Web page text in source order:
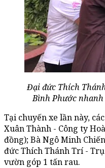
Đại đức Thích
Bình Phước nhanh
Tại chuyến xe lần này,
Xuân Thành - Công ty
đồng); Bà Ngô Minh
đức Thích Thánh Trí -
vườn góp 1 tấn rau.